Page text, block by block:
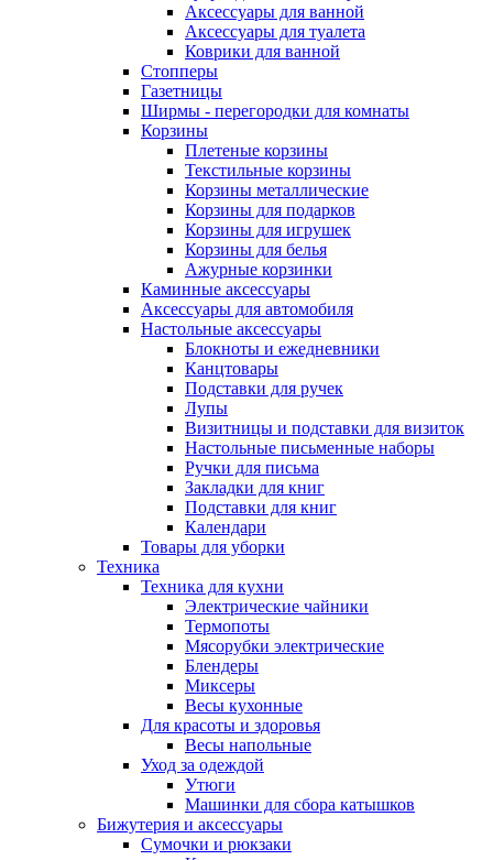
Аксессуары для ванной
Аксессуары для туалета
Коврики для ванной
Стопперы
Газетницы
Ширмы - перегородки для комнаты
Корзины
Плетеные корзины
Текстильные корзины
Корзины металлические
Корзины для подарков
Корзины для игрушек
Корзины для белья
Ажурные корзинки
Каминные аксессуары
Аксессуары для автомобиля
Настольные аксессуары
Блокноты и ежедневники
Канцтовары
Подставки для ручек
Лупы
Визитницы и подставки для визиток
Настольные письменные наборы
Ручки для письма
Закладки для книг
Подставки для книг
Календари
Товары для уборки
Техника
Техника для кухни
Электрические чайники
Термопоты
Мясорубки электрические
Блендеры
Миксеры
Весы кухонные
Для красоты и здоровья
Весы напольные
Уход за одеждой
Утюги
Машинки для сбора катышков
Бижутерия и аксессуары
Сумочки и рюкзаки